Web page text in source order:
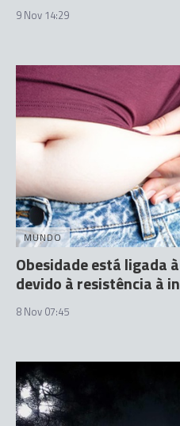
9 Nov 14:29
MUNDO
Obesidade está ligada
devido à resistência à
8 Nov 07:45